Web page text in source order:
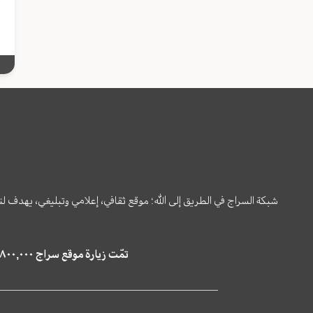
شبكة السراج في الطريق إلى الله؛ موقع ثقافي، إعلامي وتبليغي،
تمّت زيارة موقع سراج ٤,٨٠٠,٠٠٠ مرة خلال الستة أشهر الماضية، كما ظهر في نتائج البحث في محركات البحث٢٢,٢٩٠,٠٠٠ مرّة.